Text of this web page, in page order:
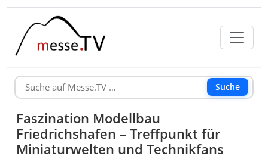
Suche
Faszination Modellbau
Friedrichshafen – Treffpunkt für
Miniaturwelten und Technikfans